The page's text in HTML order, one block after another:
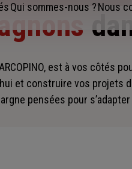
Qui sommes-nous ?Nous
est à vos côtés
et construire vos projets
pensées pour